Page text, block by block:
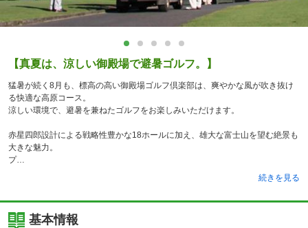
【真夏は、涼しい御殿場で避暑ゴルフ。】
猛暑が続く8月も、標高の高い御殿場ゴルフ倶楽部は、爽やかな風が吹き抜け
る快適な高原コース。
涼しい環境で、避暑を兼ねたゴルフをお楽しみいただけます。
赤星四郎設計による戦略性豊かな18ホールに加え、雄大な富士山を望む絶景も
大きな魅力。
プ
続きを見る
基本情報